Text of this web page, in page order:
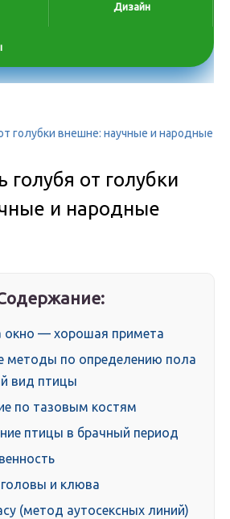
Дизайн
голубки внешне: научные и народные
голубя от голубки
и народные
окно — хорошая примета
методы по определению пола
вид птицы
по тазовым костям
птицы в брачный период
и клюва
(метод аутосексных линий)